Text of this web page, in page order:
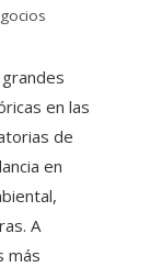
en las
de
en
A
más